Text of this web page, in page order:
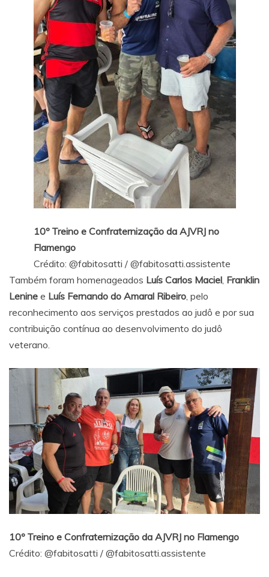
10º Treino e Confraternização da AJVRJ no
Flamengo
Crédito: @fabitosatti / @fabitosatti.assistente
Também foram homenageados Luís Carlos Maciel Franklin
Lenine e Luís Fernando do Amaral Ribeiro , pelo
reconhecimento aos serviços prestados ao judô e por sua
contribuição contínua ao desenvolvimento do judô
veterano.
10º Treino e Confraternização da AJVRJ no Flamengo
Crédito: @fabitosatti / @fabitosatti.assistente